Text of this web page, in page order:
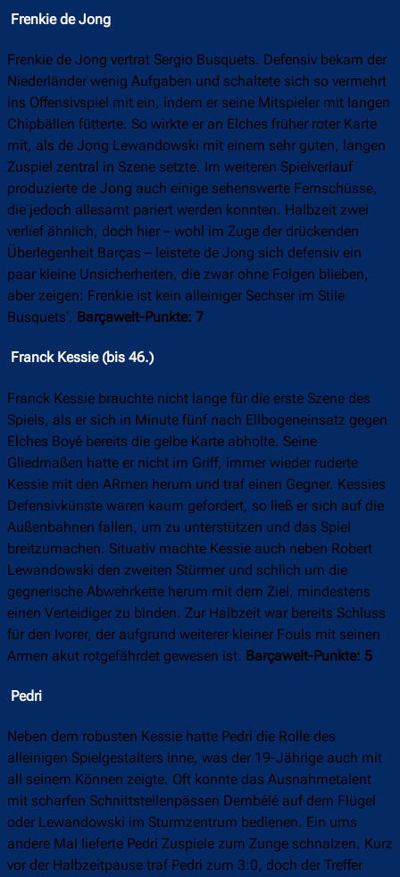
Frenkie de Jong
Frenkie de Jong vertrat Sergio Busquets. Defensiv bekam der
Niederländer wenig Aufgaben und schaltete sich so vermehrt
ins Offensivspiel mit ein, indem er seine Mitspieler mit langen
Chipbällen fütterte. So wirkte er an Elches früher roter Karte
mit, als de Jong Lewandowski mit einem sehr guten, langen
Zuspiel zentral in Szene setzte. Im weiteren Spielverlauf
produzierte de Jong auch einige sehenswerte Fernschüsse,
die jedoch allesamt pariert werden konnten. Halbzeit zwei
verlief ähnlich, doch hier – wohl im Zuge der drückenden
Überlegenheit Barças – leistete de Jong sich defensiv ein
paar kleine Unsicherheiten, die zwar ohne Folgen blieben,
aber zeigen: Frenkie ist kein alleiniger Sechser im Stile
Busquets‘. Barçawelt-Punkte: 7
Franck Kessie (bis 46.)
Franck Kessie brauchte nicht lange für die erste Szene des
Spiels, als er sich in Minute fünf nach Ellbogeneinsatz gegen
Elches Boyé bereits die gelbe Karte abholte. Seine
Gliedmaßen hatte er nicht im Griff, immer wieder ruderte
Kessie mit den ARmen herum und traf einen Gegner. Kessies
Defensivkünste waren kaum gefordert, so ließ er sich auf die
Außenbahnen fallen, um zu unterstützen und das Spiel
breitzumachen. Situativ machte Kessie auch neben Robert
Lewandowski den zweiten Stürmer und schlich um die
gegnerische Abwehrkette herum mit dem Ziel, mindestens
einen Verteidiger zu binden. Zur Halbzeit war bereits Schluss
für den Ivorer, der aufgrund weiterer kleiner Fouls mit seinen
Armen akut rotgefährdet gewesen ist. Barçawelt-Punkte: 5
Pedri
Neben dem robusten Kessie hatte Pedri die Rolle des
alleinigen Spielgestalters inne, was der 19-Jährige auch mit
all seinem Können zeigte. Oft konnte das Ausnahmetalent
mit scharfen Schnittstellenpässen Dembélé auf dem Flügel
oder Lewandowski im Sturmzentrum bedienen. Ein ums
andere Mal lieferte Pedri Zuspiele zum Zunge schnalzen. Kurz
vor der Halbzeitpause traf Pedri zum 3:0, doch der Treffer